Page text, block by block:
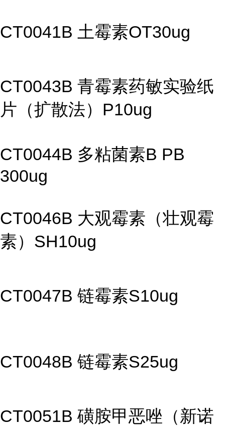
CT0041B 土霉素OT30ug
CT0043B 青霉素药敏实验纸
片（扩散法）P10ug
CT0044B 多粘菌素B PB
300ug
CT0046B 大观霉素（壮观霉
素）SH10ug
CT0047B 链霉素S10ug
CT0048B 链霉素S25ug
CT0051B 磺胺甲恶唑（新诺